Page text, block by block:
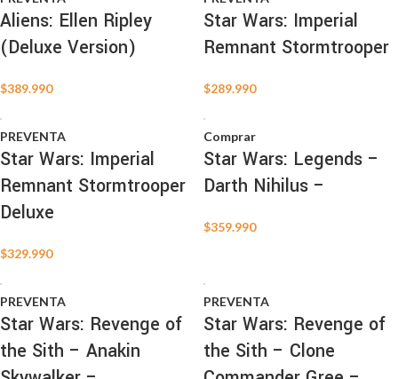
Aliens: Ellen Ripley
(Deluxe Version)
$389.990
Star Wars: Imperial
Remnant Stormtrooper
$289.990
PREVENTA
Star Wars: Imperial
Remnant Stormtrooper
Deluxe
$329.990
Comprar
Star Wars: Legends –
Darth Nihilus –
$359.990
PREVENTA
Star Wars: Revenge of
the Sith – Anakin
PREVENTA
Star Wars: Revenge of
the Sith – Clone